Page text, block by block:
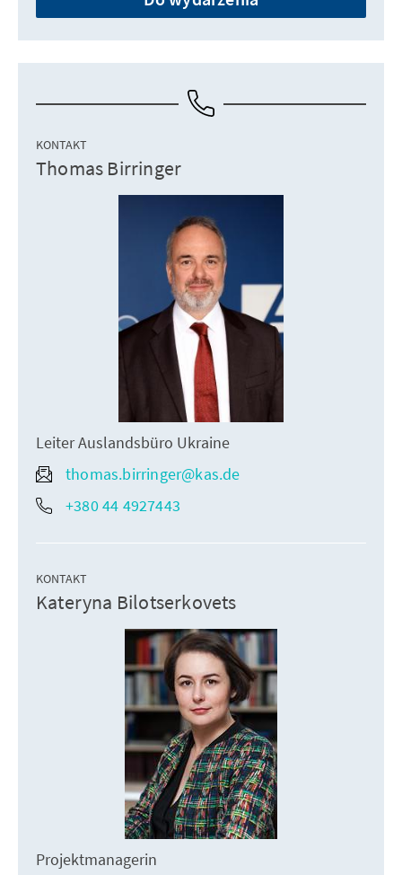
KONTAKT
Thomas Birringer
Leiter Auslandsbüro Ukraine
thomas.birringer@kas.de
+380 44 4927443
KONTAKT
Kateryna Bilotserkovets
Projektmanagerin